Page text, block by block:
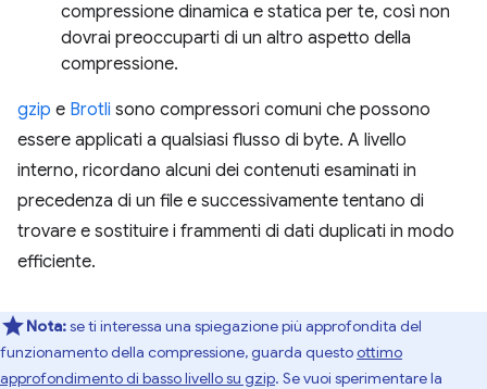
compressione dinamica e statica per te, così non
dovrai preoccuparti di un altro aspetto della
compressione.
gzip e Brotli sono compressori comuni che possono
essere applicati a qualsiasi flusso di byte. A livello
interno, ricordano alcuni dei contenuti esaminati in
precedenza di un file e successivamente tentano di
trovare e sostituire i frammenti di dati duplicati in modo
efficiente.
Nota:se ti interessa una spiegazione più approfondita del
funzionamento della compressione, guarda questoottimo
approfondimento di basso livello su gzip. Se vuoi sperimentare la